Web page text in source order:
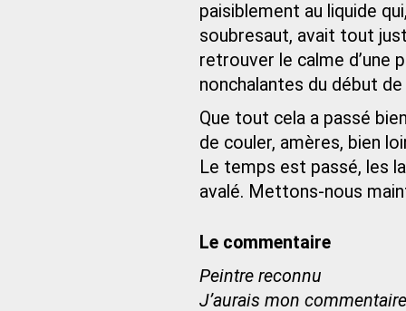
paisiblement au liquide
soubresaut, avait tout
retrouver le calme d’une
nonchalantes du début de
Que tout cela a passé
de couler, amères, bien
Le temps est passé, les
avalé. Mettons-nous
Le commentaire
Peintre reconnu
J’aurais mon